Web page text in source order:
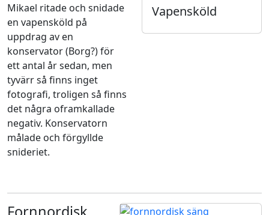
Mikael ritade och snidade
en vapensköld på
uppdrag av en
konservator (Borg?) för
ett antal år sedan, men
tyvärr så finns inget
fotografi, troligen så finns
det några oframkallade
negativ. Konservatorn
målade och förgyllde
snideriet.
Vapensköld